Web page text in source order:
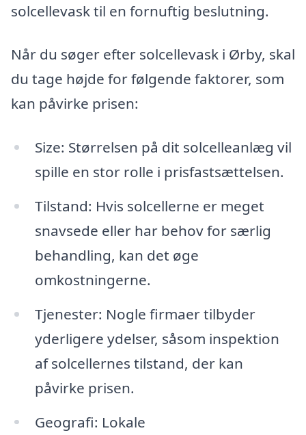
solcellevask til en fornuftig beslutning.
Når du søger efter solcellevask i Ørby, skal
du tage højde for følgende faktorer, som
kan påvirke prisen:
Size: Størrelsen på dit solcelleanlæg vil
spille en stor rolle i prisfastsættelsen.
Tilstand: Hvis solcellerne er meget
snavsede eller har behov for særlig
behandling, kan det øge
omkostningerne.
Tjenester: Nogle firmaer tilbyder
yderligere ydelser, såsom inspektion
af solcellernes tilstand, der kan
påvirke prisen.
Geografi: Lokale